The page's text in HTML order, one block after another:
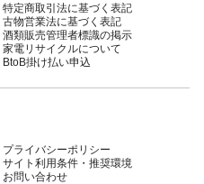
特定商取引法に基づく表記
古物営業法に基づく表記
酒類販売管理者標識の掲示
家電リサイクルについて
BtoB掛け払い申込
プライバシーポリシー
サイト利用条件・推奨環境
お問い合わせ